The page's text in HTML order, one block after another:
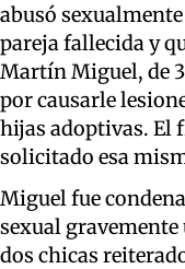
abusó
pareja fallecida y
Martín Miguel, de
por causarle
hijas adoptivas. El
solicitado esa
Miguel fue
sexual
dos chicas